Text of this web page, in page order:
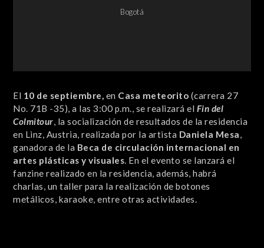
Bogotá
El 10 de septiembre, en Casa meteorito (carrera 27
No. 71B -35), a las 3:00 p.m., se realizará el Fin del
Colmitour , la socialización de resultados de la residencia
en Linz, Austria, realizada por la artista Daniela Mesa
ganadora de la Beca de circulación internacional en
artes plásticas y visuales . En el evento se lanzará el
fanzine realizado en la residencia, además, habrá
charlas, un taller para la realización de botones
metálicos, karaoke, entre otras actividades.